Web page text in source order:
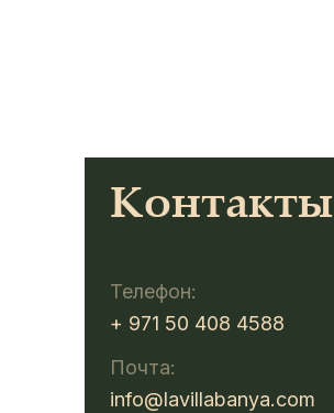
Контакты
info@lavillabanya.com
Почта:
+ 971 50 408 4588
Телефон: